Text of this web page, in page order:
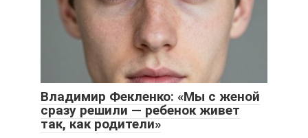
Владимир Фекленко: «Мы с женой
сразу решили — ребенок живет
так, как родители»